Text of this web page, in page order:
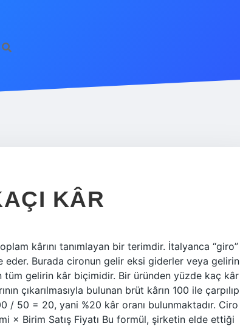
KÂR
kârını tanımlayan bir terimdir. İtalyanca “giro”
eder. Burada cironun gelir eksi giderler veya gelirin
tüm gelirin kâr biçimidir. Bir üründen yüzde kaç kâr
çıkarılmasıyla bulunan brüt kârın 100 ile çarpılıp
/ 50 = 20, yani %20 kâr oranı bulunmaktadır. Ciro
× Birim Satış Fiyatı Bu formül, şirketin elde ettiği